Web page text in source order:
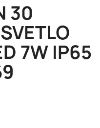
30
7W IP65